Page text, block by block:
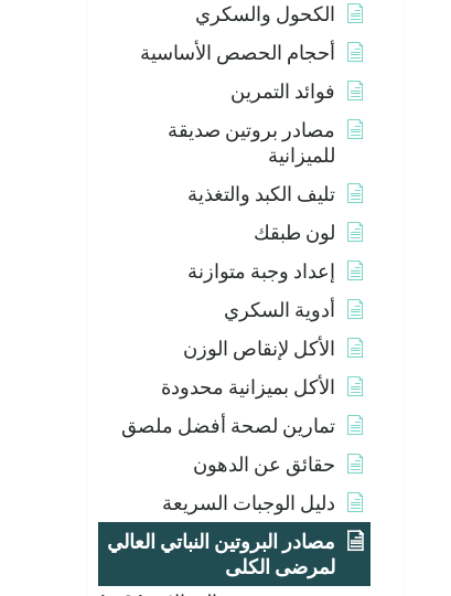
الكحول والسكري
أحجام الحصص الأساسية
فوائد التمرين
مصادر بروتين صديقة
للميزانية
تليف الكبد والتغذية
لون طبقك
إعداد وجبة متوازنة
أدوية السكري
الأكل لإنقاص الوزن
الأكل بميزانية محدودة
تمارين لصحة أفضل ملصق
حقائق عن الدهون
دليل الوجبات السريعة
مصادر البروتين النباتي العالي
لمرضى الكلى